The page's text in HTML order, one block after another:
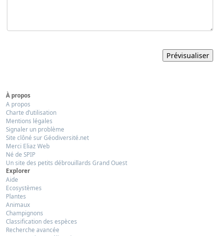
À propos
A propos
Charte d’utilisation
Mentions légales
Signaler un problème
Site clôné sur Géodiversité.net
Merci Eliaz Web
Né de SPIP
Un site des petits débrouillards Grand Ouest
Explorer
Aide
Ecosystèmes
Plantes
Animaux
Champignons
Classification des espèces
Recherche avancée